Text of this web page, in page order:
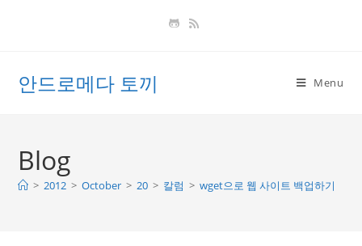
안드로메다 토끼 Menu
Blog
> 2012 > October > 20 > 칼럼 > wget으로 웹 사이트 백업하기